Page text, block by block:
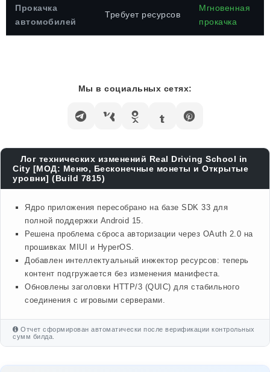
Прокачка
автомобилей
Требует ресурсов
Мгновенная
прокачка
Мы в социальных сетях:
Лог технических изменений Real Driving School in
City [МОД: Меню, Бесконечные монеты и Открытые
уровни] (Build 7815)
Ядро приложения пересобрано на базе SDK 33 для
полной поддержки Android 15.
Решена проблема сброса авторизации через OAuth 2.0 на
прошивках MIUI и HyperOS.
Добавлен интеллектуальный инжектор ресурсов: теперь
контент подгружается без изменения манифеста.
Обновлены заголовки HTTP/3 (QUIC) для стабильного
соединения с игровыми серверами.
Отчет сформирован автоматически после верификации контрольных
сумм билда.